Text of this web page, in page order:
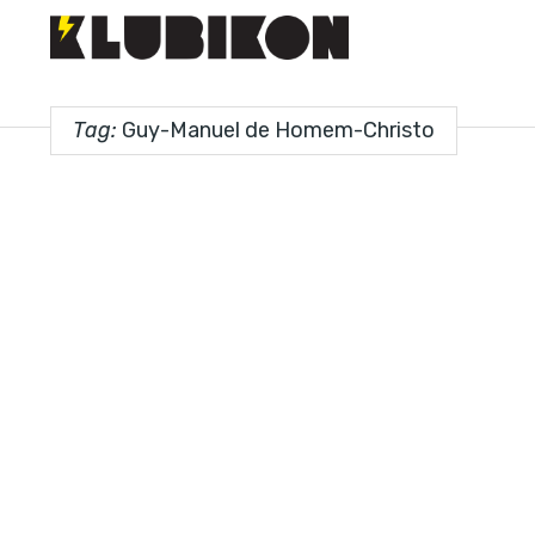
Tag: Guy-Manuel de Homem-Christo